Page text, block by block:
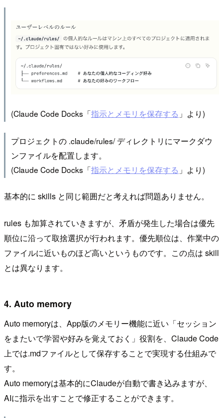
(Claude Code Docks「指示とメモリを保存する 」より)
プロジェクトの .claude/rules/ ディレクトリにマークダウ
ンファイルを配置します。
(Claude Code Docks「指示とメモリを保存する 」より)
基本的に skills と同じ範囲だと考えれば問題ありません。
rules も加算されていきますが、矛盾が発生した場合は優先
順位に沿って取捨選択が行われます。優先順位は、作業中の
ファイルに近いものほど高いというものです。この点は skill
とは異なります。
4. Auto memory
Auto memoryは、App版のメモリー機能に近い「セッション
をまたいで学習や好みを覚えておく」役割を、Claude Code
上では.mdファイルとして保存することで実現する仕組みで
す。
Auto memoryは基本的にClaudeが自動で書き込みますが、
AIに指示を出すことで修正することができます。